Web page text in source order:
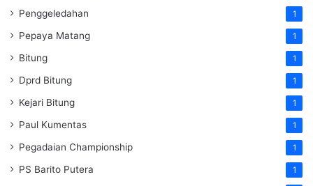
Penggeledahan 1
Pepaya Matang 1
Bitung 1
Dprd Bitung 1
Kejari Bitung 1
Paul Kumentas 1
Pegadaian Championship 1
PS Barito Putera 1